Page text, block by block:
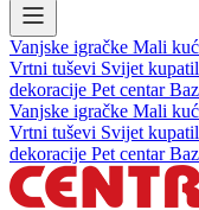
Vanjske igračke Mali
Vrtni tuševi Svijet
dekoracije Pet centar
Vanjske igračke Mali
Vrtni tuševi Svijet
dekoracije Pet centar